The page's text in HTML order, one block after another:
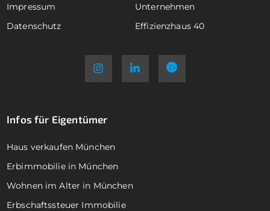
Impressum
Unternehmen
Datenschutz
Effizienzhaus 40
Infos für Eigentümer
Haus verkaufen München
Erbimmobilie in München
Wohnen im Alter in München
Erbschaftssteuer Immobilie